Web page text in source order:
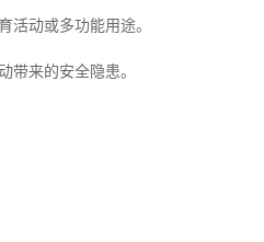
活动或多功能用途。
带来的安全隐患。